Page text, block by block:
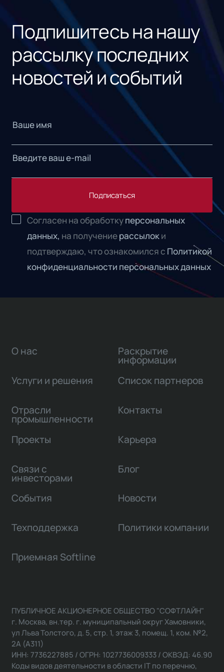
Подпишитесь на нашу
рассылку последних
новостей и событий
Подписаться
Согласен на обработкуперсональных
данных, на получениерассылоки
подтверждаю, что ознакомился с Политикой
конфиденциальности персональных данных
О нас
Услуги и решения
Отрасли
промышленности
Проекты
Связи с
инвесторами
Раскрытие
информации
Список партнеров
Контакты
Карьера
Блог
События Новости
Техподдержка Политики компании
Приемная Softline
ПУБЛИЧНОЕ АКЦИОНЕРНОЕ ОБЩЕСТВО "СОФТЛАЙН"
г. Москва, вн.тер. г. муниципальный округ Хамовники,
ул Льва Толстого, д. 5, стр. 1, этаж 3, помещ. 1, ком. №2,
2А (А311)
ИНН: 7736227885 / ОГРН: 1027736009333 / ОКВЭД: 46.90
Коды видов деятельности в области IT по перечню,